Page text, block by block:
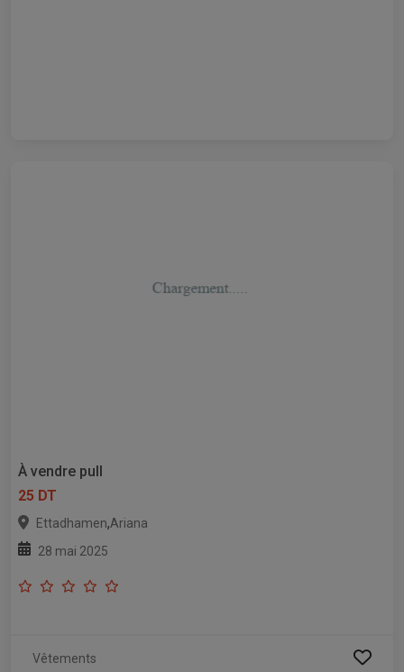
À vendre pull
25 DT
Ettadhamen,Ariana
28 mai 2025
Vêtements